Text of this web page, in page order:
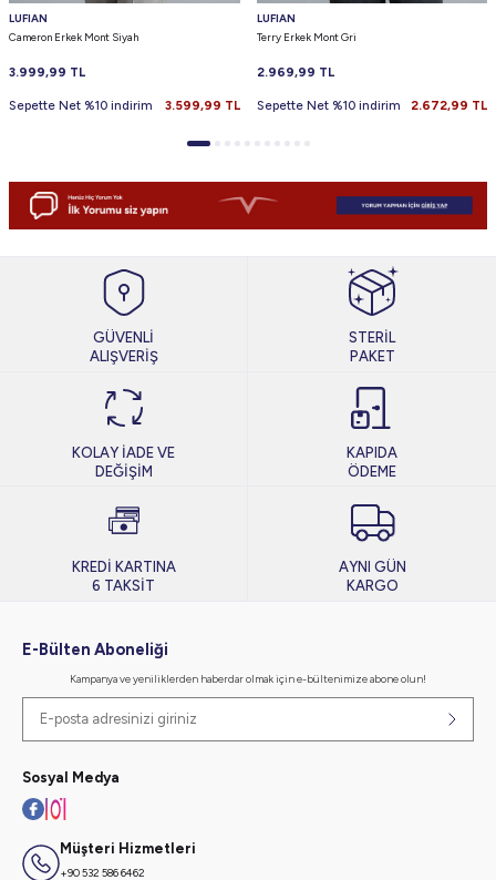
LUFIAN
Cameron Erkek Mont Siyah
3.999,99 TL
Sepette Net %10 indirim 3.599,99 TL
LUFIAN
Terry Erkek Mont Gri
2.969,99 TL
Sepette Net %10 indirim 2.672,99 TL
GÜVENLİ
ALIŞVERİŞ
STERİL
PAKET
KOLAY İADE VE
DEĞİŞİM
KAPIDA
ÖDEME
KREDİ KARTINA
6 TAKSİT
AYNI GÜN
KARGO
E-Bülten Aboneliği
Kampanya ve yeniliklerden haberdar olmak için e-bültenimize abone olun!
Sosyal Medya
Müşteri Hizmetleri
+90 532 586 6462